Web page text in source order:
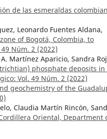
de las esmeraldas
Leonardo Fuentes Aldana,
of Bogotá, Colombia, to
Núm. 2 (2022)
Martínez Aparicio, Sandra
phosphate deposits
Vol. 49 Núm. 2 (2022)
geochemistry of the
Claudia Martín Rincón,
Oriental, Department